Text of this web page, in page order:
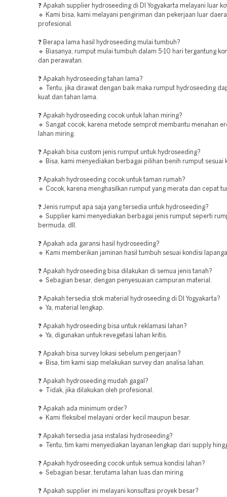
❓ Apakah supplier hydroseeding di DI Yogyakarta melayani luar
🔹 Kami bisa, kami melayani pengiriman dan pekerjaan luar
profesional.
❓ Berapa lama hasil hydroseeding mulai tumbuh?
🔹 Biasanya, rumput mulai tumbuh dalam 5-10 hari tergantung
dan perawatan.
❓ Apakah hydroseeding tahan lama?
🔹 Tentu, jika dirawat dengan baik maka rumput hydroseeding
kuat dan tahan lama.
❓ Apakah hydroseeding cocok untuk lahan miring?
🔹 Sangat cocok, karena metode semprot membantu menahan
lahan miring.
❓ Apakah bisa custom jenis rumput untuk hydroseeding?
🔹 Bisa, kami menyediakan berbagai pilihan benih rumput sesuai
❓ Apakah hydroseeding cocok untuk taman rumah?
🔹 Cocok, karena menghasilkan rumput yang merata dan cepat
❓ Jenis rumput apa saja yang tersedia untuk hydroseeding?
🔹 Supplier kami menyediakan berbagai jenis rumput seperti
bermuda, dll.
❓ Apakah ada garansi hasil hydroseeding?
🔹 Kami memberikan jaminan hasil tumbuh sesuai kondisi
❓ Apakah hydroseeding bisa dilakukan di semua jenis tanah?
🔹 Sebagian besar, dengan penyesuaian campuran material.
❓ Apakah tersedia stok material hydroseeding di DI Yogyakarta?
🔹 Ya, material lengkap.
❓ Apakah hydroseeding bisa untuk reklamasi lahan?
🔹 Ya, digunakan untuk revegetasi lahan kritis.
❓ Apakah bisa survey lokasi sebelum pengerjaan?
🔹 Bisa, tim kami siap melakukan survey dan analisa lahan.
❓ Apakah hydroseeding mudah gagal?
🔹 Tidak, jika dilakukan oleh profesional.
❓ Apakah ada minimum order?
🔹 Kami fleksibel melayani order kecil maupun besar.
❓ Apakah tersedia jasa instalasi hydroseeding?
🔹 Tentu, tim kami menyediakan layanan lengkap dari supply
❓ Apakah hydroseeding cocok untuk semua kondisi lahan?
🔹 Sebagian besar, terutama lahan luas dan miring.
❓ Apakah supplier ini melayani konsultasi proyek besar?